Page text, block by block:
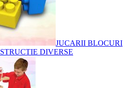
JUCARII BLOCURI
DIVERSE